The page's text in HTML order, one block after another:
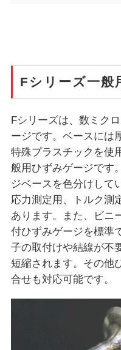
Fシリーズ一般
Fシリーズは、数ミク
ージです。ベースには
特殊プラスチックを使
般用ひずみゲージです
ジベースを色分けして
応力測定用、トルク測
あります。また、ビニ
付ひずみゲージを標準
子の取付けや結線が不
短縮されます。その他
合せも対応可能です。